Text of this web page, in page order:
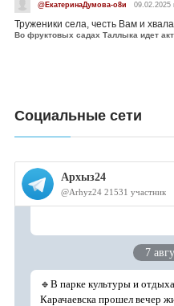
@ЕкатеринаДумова-о8и 09.02.2025
Труженики села, честь Вам и
Во фруктовых садах Таллыка идет
Социальные сети